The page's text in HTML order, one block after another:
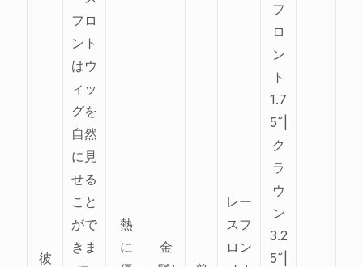
彼
フロ
ント
はウ
ィッ
グを
自然
に見
せる
こと
がで
きま
熱
に
金
レー
スフ
ロン
フ
ロ
ン
ト
1.7
5˝|
ク
ラ
ウ
ン
3.2
5˝|